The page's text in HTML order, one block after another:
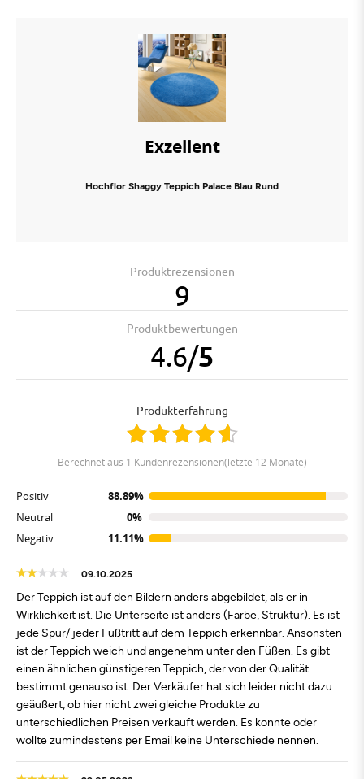
Exzellent
Hochflor Shaggy Teppich Palace Blau Rund
Produktrezensionen
9
Produktbewertungen
4.6/5
Produkterfahrung
berechnet aus 1 Kundenrezensionen(letzte 12 Monate)
Positiv
88.89%
Neutral
0%
Negativ
11.11%
09.10.2025
Der Teppich ist auf den Bildern anders abgebildet, als er in
Wirklichkeit ist. Die Unterseite ist anders (Farbe, Struktur). Es ist
jede Spur/ jeder Fußtritt auf dem Teppich erkennbar. Ansonsten
ist der Teppich weich und angenehm unter den Füßen. Es gibt
einen ähnlichen günstigeren Teppich, der von der Qualität
bestimmt genauso ist. Der Verkäufer hat sich leider nicht dazu
geäußert, ob hier nicht zwei gleiche Produkte zu
unterschiedlichen Preisen verkauft werden. Es konnte oder
wollte zumindestens per Email keine Unterschiede nennen.